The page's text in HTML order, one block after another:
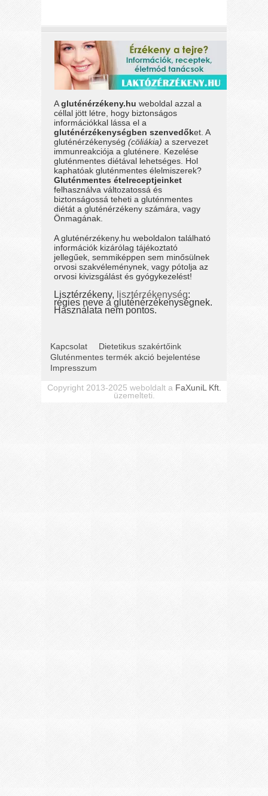
Agluténérzékeny.hu weboldal azzal a
céllal jött létre, hogy biztonságos
információkkal lássa el a
gluténérzékenységben szenvedőket. A
gluténérzékenység(cöliákia) a szervezet
immunreakciója a gluténere. Kezelése
gluténmentes diétával lehetséges. Hol
kaphatóak gluténmentes élelmiszerek?
Gluténmentes ételreceptjeinket
felhasználva változatossá és
biztonságossá teheti a gluténmentes
diétát a gluténérzékeny számára, vagy
Önmagának.
A gluténérzékeny.hu weboldalon található
információk kizárólag tájékoztató
jellegűek, semmiképpen sem minősülnek
orvosi szakvéleménynek, vagy pótolja az
orvosi kivizsgálást és gyógykezelést!
Lisztérzékeny, lisztérzékenység:
régies neve a gluténérzékenységnek.
Használata nem pontos.
Kapcsolat
Dietetikus szakértőink
Gluténmentes termék akció bejelentése
Impresszum
Copyright 2013-2025 weboldalt a FaXuniL Kft.
üzemelteti.